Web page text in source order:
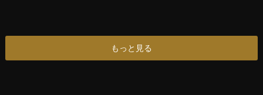
もっと見る